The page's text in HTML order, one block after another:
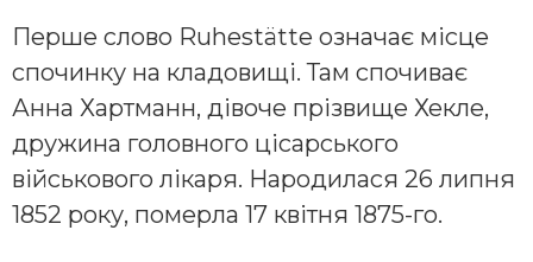
Перше слово Ruhestätte означає місце
спочинку на кладовищі. Там спочиває
Анна Хартманн, дівоче прізвище Хекле,
дружина головного цісарського
військового лікаря. Народилася 26 липня
1852 року, померла 17 квітня 1875-го.